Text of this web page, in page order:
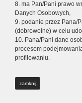
8. ma Pan/Pani prawo
Danych Osobowych,
9. podanie przez Pana/
(dobrowolne) w celu
10. Pana/Pani dane
procesom
profilowaniu.
zamknij